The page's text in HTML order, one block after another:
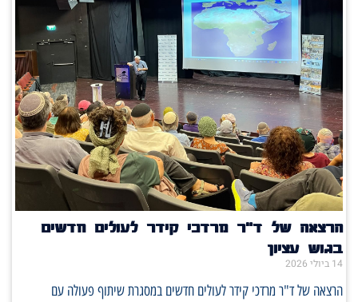
הרצאה של ד"ר מרדכי קידר לעולים חדשים
בגוש עציון
14 ביולי 2026
הרצאה של ד"ר מרדכי קידר לעולים חדשים במסגרת שיתוף פעולה עם